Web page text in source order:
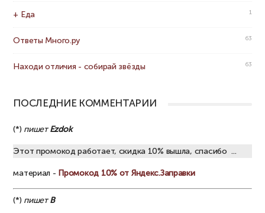
+ Еда 1
Ответы Много.ру 63
Находи отличия - собирай звёзды 63
ПОСЛЕДНИЕ КОММЕНТАРИИ
(*) пишетEzdok
Этот промокод работает, скидка 10% вышла, спасибо ...
материал - Промокод 10% от Яндекс.Заправки
(*) пишетВ